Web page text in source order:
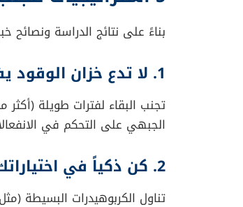
علاوة على ذلك، تلعب منطقة
لماذا الأطفال هم
إذا كنت أباً أو أماً، فحتماً
تشير الدراسات النفسية إلى أن
الطفل يشعر بعدم الراحة، لكنه